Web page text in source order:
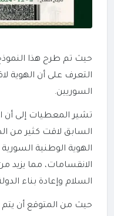
حيث تم طرح هذا
التعرف على أن الهوية
السوريين.
تشير المعطيات إلى أن
السابق لاقت كثير
الهوية الوطنية
الانقسامات، مما يزيد
السلام وإعادة بناء
حيث من المتوقع أن يتم